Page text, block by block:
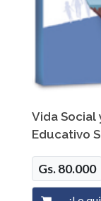
Vida Social
Educativo
Gs. 80.000